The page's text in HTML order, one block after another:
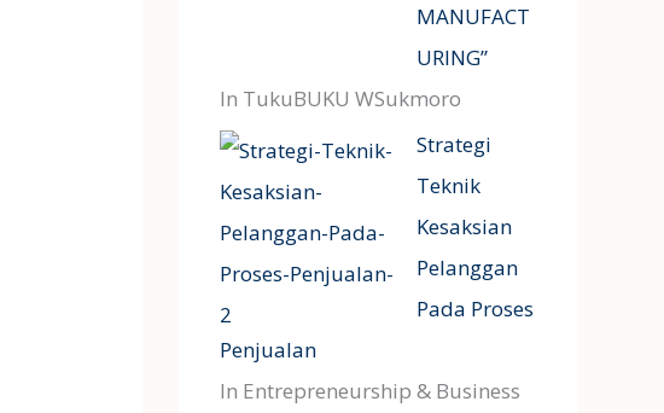
MANUFACT
URING”
In TukuBUKU WSukmoro
Strategi
Teknik
Kesaksian
Pelanggan
Pada Proses
Penjualan
In Entrepreneurship & Business